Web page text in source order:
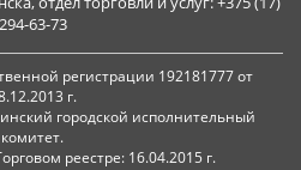
294-63-73
регистрации 192181777 от
г.
городской исполнительный
комитет.
реестре: 16.04.2015 г.